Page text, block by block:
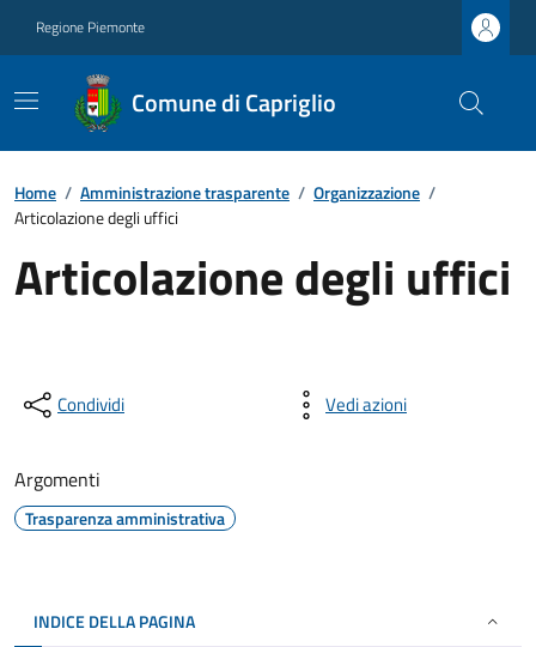
Regione Piemonte
Comune di Capriglio
Home / Amministrazione trasparente / Organizzazione /
Articolazione degli uffici
Articolazione degli uffici
Condividi Vedi azioni
Argomenti
Trasparenza amministrativa
INDICE DELLA PAGINA